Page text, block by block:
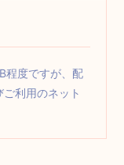
程度ですが、配
利用のネット